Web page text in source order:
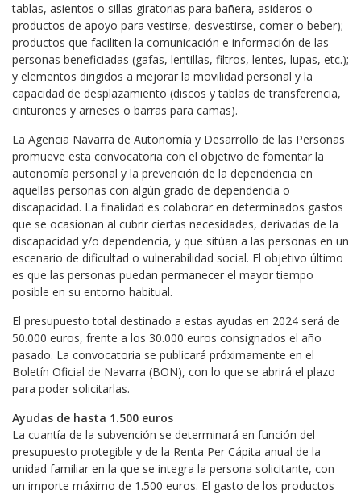
tablas, asientos o sillas giratorias para bañera, asideros o
productos de apoyo para vestirse, desvestirse, comer o beber);
productos que faciliten la comunicación e información de las
personas beneficiadas (gafas, lentillas, filtros, lentes, lupas, etc.);
y elementos dirigidos a mejorar la movilidad personal y la
capacidad de desplazamiento (discos y tablas de transferencia,
cinturones y arneses o barras para camas).
La Agencia Navarra de Autonomía y Desarrollo de las Personas
promueve esta convocatoria con el objetivo de fomentar la
autonomía personal y la prevención de la dependencia en
aquellas personas con algún grado de dependencia o
discapacidad. La finalidad es colaborar en determinados gastos
que se ocasionan al cubrir ciertas necesidades, derivadas de la
discapacidad y/o dependencia, y que sitúan a las personas en un
escenario de dificultad o vulnerabilidad social. El objetivo último
es que las personas puedan permanecer el mayor tiempo
posible en su entorno habitual.
El presupuesto total destinado a estas ayudas en 2024 será de
50.000 euros, frente a los 30.000 euros consignados el año
pasado. La convocatoria se publicará próximamente en el
Boletín Oficial de Navarra (BON), con lo que se abrirá el plazo
para poder solicitarlas.
Ayudas de hasta 1.500 euros
La cuantía de la subvención se determinará en función del
presupuesto protegible y de la Renta Per Cápita anual de la
unidad familiar en la que se integra la persona solicitante, con
un importe máximo de 1.500 euros. El gasto de los productos